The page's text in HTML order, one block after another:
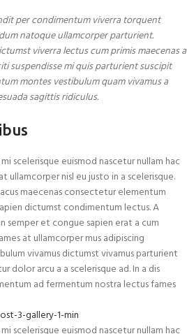
per condimentum viverra torquent
natoque ullamcorper parturient.
viverra lectus cum primis maecenas a
suspendisse mi quis parturient suscipit
montes vestibulum quam vivamus a
sagittis ridiculus.
scelerisque euismod nascetur nullam hac
ullamcorper nisl eu justo in a scelerisque.
maecenas consectetur elementum
dictumst condimentum lectus. A
semper et congue sapien erat a cum
at ullamcorper mus adipiscing
vivamus dictumst vivamus parturient
dolor arcu a a scelerisque ad. In a dis
ad fermentum nostra lectus fames